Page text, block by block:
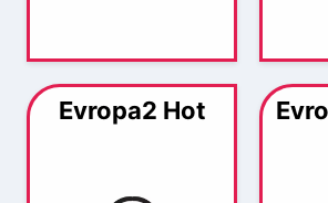
Evropa2 Hot